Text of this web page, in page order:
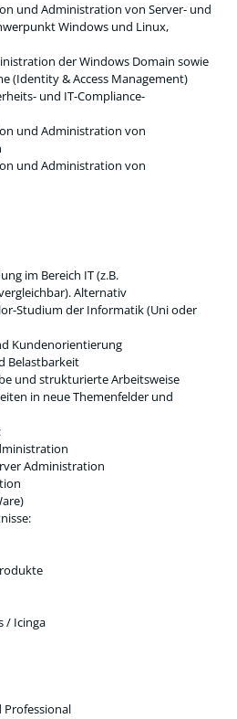
und Administration von Server- und
Windows und Linux,
der Windows Domain sowie
(Identity & Access Management)
und IT-Compliance-
und Administration von
und Administration von
im Bereich IT (z.B.
Alternativ
Studium der Informatik (Uni oder
Kundenorientierung
Belastbarkeit
und strukturierte Arbeitsweise
in neue Themenfelder und
Administration
/ Icinga
Professional